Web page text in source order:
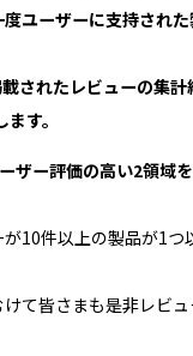
ユーザーに支持され
されたレビューの集
す。
ザー評価の高い2領域
が10件以上の製品が1
て皆さまも是非レビ